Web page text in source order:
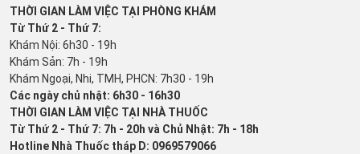
THỜI GIAN LÀM VIỆC TẠI PHÒNG KHÁM
Từ Thứ 2 - Thứ 7:
Khám Nội: 6h30 - 19h
Khám Sản: 7h - 19h
Khám Ngoại, Nhi, TMH, PHCN: 7h30 - 19h
Các ngày chủ nhật: 6h30 - 16h30
THỜI GIAN LÀM VIỆC TẠI NHÀ THUỐC
Từ Thứ 2 - Thứ 7: 7h - 20h và Chủ Nhật: 7h - 18h
Hotline Nhà Thuốc tháp D: 0969579066